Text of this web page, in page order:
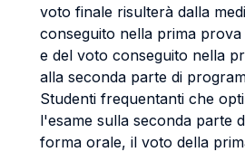
voto finale risulterà dalla
conseguito nella prima
e del voto conseguito nella
alla seconda parte di
Studenti frequentanti che
l'esame sulla seconda parte
forma orale, il voto della